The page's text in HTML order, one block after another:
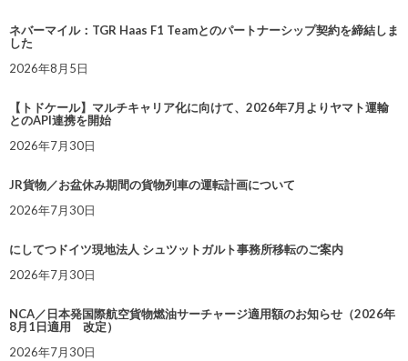
ネバーマイル：TGR Haas F1 Teamとのパートナーシップ契約を締結しま
した
2026年8月5日
【トドケール】マルチキャリア化に向けて、2026年7月よりヤマト運輸
とのAPI連携を開始
2026年7月30日
JR貨物／お盆休み期間の貨物列車の運転計画について
2026年7月30日
にしてつドイツ現地法人 シュツットガルト事務所移転のご案内
2026年7月30日
NCA／日本発国際航空貨物燃油サーチャージ適用額のお知らせ（2026年
8月1日適用 改定）
2026年7月30日